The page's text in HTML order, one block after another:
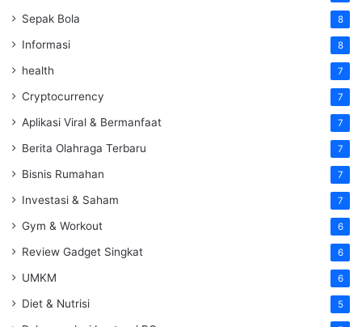
Sepak Bola 8
Informasi 8
health 7
Cryptocurrency 7
Aplikasi Viral & Bermanfaat 7
Berita Olahraga Terbaru 7
Bisnis Rumahan 7
Investasi & Saham 7
Gym & Workout 6
Review Gadget Singkat 6
UMKM 6
Diet & Nutrisi 5